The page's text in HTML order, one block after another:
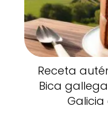
Receta
Bica